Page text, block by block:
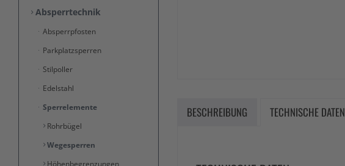
Absperrtechnik
Absperrpfosten
Parkplatzsperren
Stilpoller
Edelstahl
Sperrelemente
Rohrbügel
Wegesperren
Höhenbegrenzungen
BESCHREIBUNG TECHNISCHE DATEN